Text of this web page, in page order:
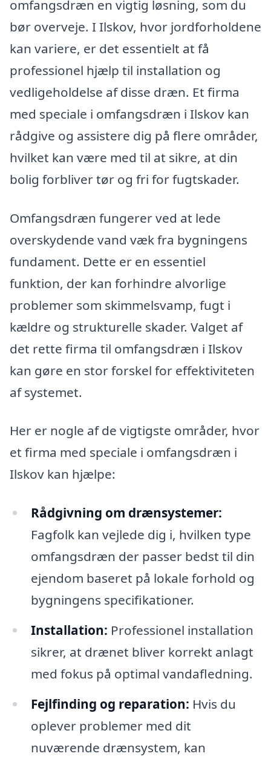
omfangsdræn en vigtig løsning, som du
bør overveje. I Ilskov, hvor jordforholdene
kan variere, er det essentielt at få
professionel hjælp til installation og
vedligeholdelse af disse dræn. Et firma
med speciale i omfangsdræn i Ilskov kan
rådgive og assistere dig på flere områder,
hvilket kan være med til at sikre, at din
bolig forbliver tør og fri for fugtskader.
Omfangsdræn fungerer ved at lede
overskydende vand væk fra bygningens
fundament. Dette er en essentiel
funktion, der kan forhindre alvorlige
problemer som skimmelsvamp, fugt i
kældre og strukturelle skader. Valget af
det rette firma til omfangsdræn i Ilskov
kan gøre en stor forskel for effektiviteten
af systemet.
Her er nogle af de vigtigste områder, hvor
et firma med speciale i omfangsdræn i
Ilskov kan hjælpe:
Rådgivning om drænsystemer:
Fagfolk kan vejlede dig i, hvilken type
omfangsdræn der passer bedst til din
ejendom baseret på lokale forhold og
bygningens specifikationer.
Installation: Professionel installation
sikrer, at drænet bliver korrekt anlagt
med fokus på optimal vandafledning.
Fejlfinding og reparation: Hvis du
oplever problemer med dit
nuværende drænsystem, kan